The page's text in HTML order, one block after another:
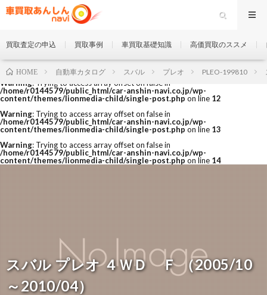
Warning: Trying to access array offset on false in
/home/r0144579/public_html/car-anshin-navi.co.jp/wp-
content/themes/lionmedia-child/single-post.php on line 12
Warning: Trying to access array offset on false in
/home/r0144579/public_html/car-anshin-navi.co.jp/wp-
content/themes/lionmedia-child/single-post.php on line 13
Warning: Trying to access array offset on false in
/home/r0144579/public_html/car-anshin-navi.co.jp/wp-
content/themes/lionmedia-child/single-post.php on line 14
買取査定の申込 買取事例 車買取基礎知識 高価買取のススメ
スバル プレオ ４ＷＤ Ｆ （2005/10
～2010/04）
HOME 自動車カタログ スバル プレオ PLEO-199810